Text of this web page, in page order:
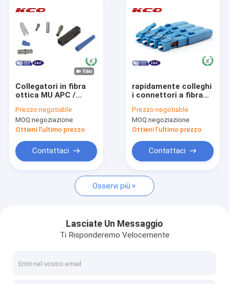
Prodotti
Video
Contattaci
Notizie
Chiedi un preventivo
Cavo di zona a fibra ottica
Connettore veloce a fibra ottica
Collegatori in fibra
ottica MU APC /
ottica MU UPC
Prezzo:negotiable
MOQ:negoziazione
Ottieni l'ultimo prezzo
Contattaci
rapidamente colleghi
i connettori a fibra
Prezzo:negotiable
MOQ:negoziazione
Ottieni l'ultimo prezzo
Contattaci
Osservi più
Lasciate Un Messaggio
Ti Risponderemo Velocemente